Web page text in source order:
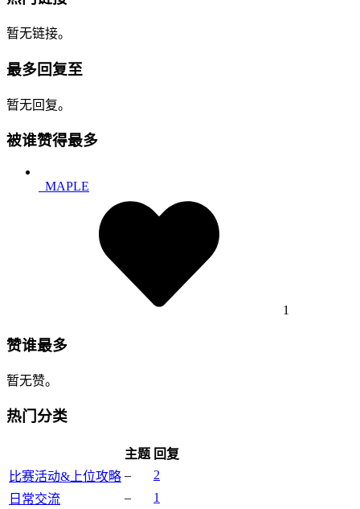
暂无链接。
最多回复至
暂无回复。
被谁赞得最多
_MAPLE
1
赞谁最多
暂无赞。
热门分类
主题 回复
比赛活动&上位攻略 –
2
日常交流
–
1